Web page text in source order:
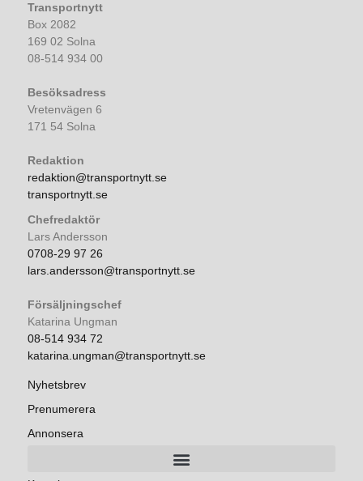
Transportnytt
Box 2082
169 02 Solna
08-514 934 00
Besöksadress
Vretenvägen 6
171 54 Solna
Redaktion
redaktion@transportnytt.se
transportnytt.se
Chefredaktör
Lars Andersson
0708-29 97 26
lars.andersson@transportnytt.se
Försäljningschef
Katarina Ungman
08-514 934 72
katarina.ungman@transportnytt.se
Nyhetsbrev
Prenumerera
Annonsera